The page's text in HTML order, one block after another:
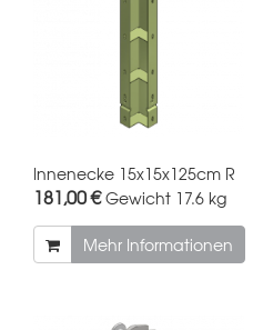
Innenecke 15x15x125cm R
181,00 €Gewicht 17.6 kg
Mehr Informationen